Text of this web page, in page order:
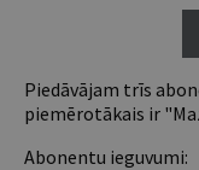
Piedāvājam trīs
piemērotākais ir
Abonentu ieguvumi: